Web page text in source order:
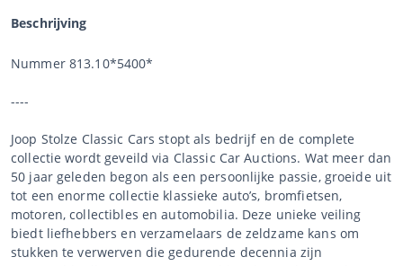
Beschrijving
Nummer 813.10*5400*
----
Joop Stolze Classic Cars stopt als bedrijf en de complete
collectie wordt geveild via Classic Car Auctions. Wat meer dan
50 jaar geleden begon als een persoonlijke passie, groeide uit
tot een enorme collectie klassieke auto’s, bromfietsen,
motoren, collectibles en automobilia. Deze unieke veiling
biedt liefhebbers en verzamelaars de zeldzame kans om
stukken te verwerven die gedurende decennia zijn